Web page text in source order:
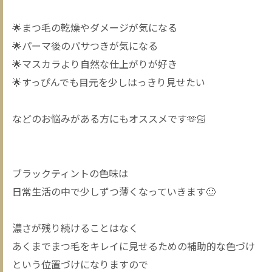
🌟まつ毛の乾燥やダメージが気になる
🌟パーマ後のパサつきが気になる
🌟マスカラより自然な仕上がりが好き
🌟すっぴんでも目元を少しはっきり見せたい
などのお悩みがある方にもオススメです🫶🏻
ブラックティントの色味は
日常生活の中で少しずつ薄くなっていきます🙂
濃さが残り続けることはなく
あくまでまつ毛をキレイに見せるための補助的な色づけ
という位置づけになりますので